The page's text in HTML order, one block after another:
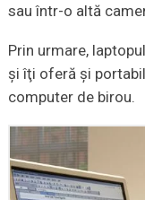
sau într-o altă
Prin urmare,
şi îţi oferă şi
computer de birou.